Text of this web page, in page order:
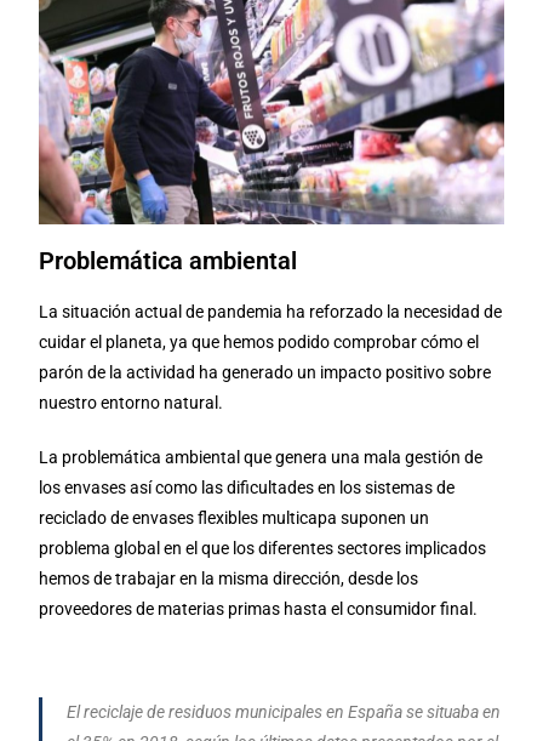
Problemática ambiental
La situación actual de pandemia ha reforzado la necesidad de
cuidar el planeta, ya que hemos podido comprobar cómo el
parón de la actividad ha generado un impacto positivo sobre
nuestro entorno natural.
La problemática ambiental que genera una mala gestión de
los envases así como las dificultades en los sistemas de
reciclado de envases flexibles multicapa suponen un
problema global en el que los diferentes sectores implicados
hemos de trabajar en la misma dirección, desde los
proveedores de materias primas hasta el consumidor final.
El reciclaje de residuos municipales en España se situaba en